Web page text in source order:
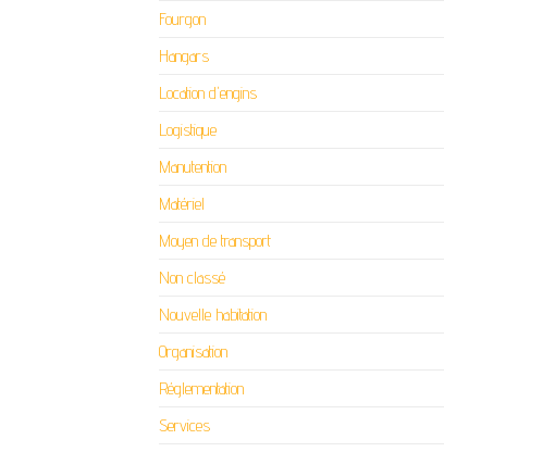
Fourgon
Hangars
Location d'engins
Logistique
Manutention
Matériel
Moyen de transport
Non classé
Nouvelle habitation
Organisation
Réglementation
Services